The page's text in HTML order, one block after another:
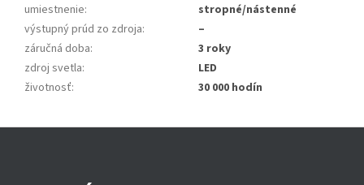
umiestnenie:
stropné/nástenné
výstupný prúd zo zdroja:
–
záručná doba:
3 roky
zdroj svetla:
LED
životnosť: 30 000 hodín